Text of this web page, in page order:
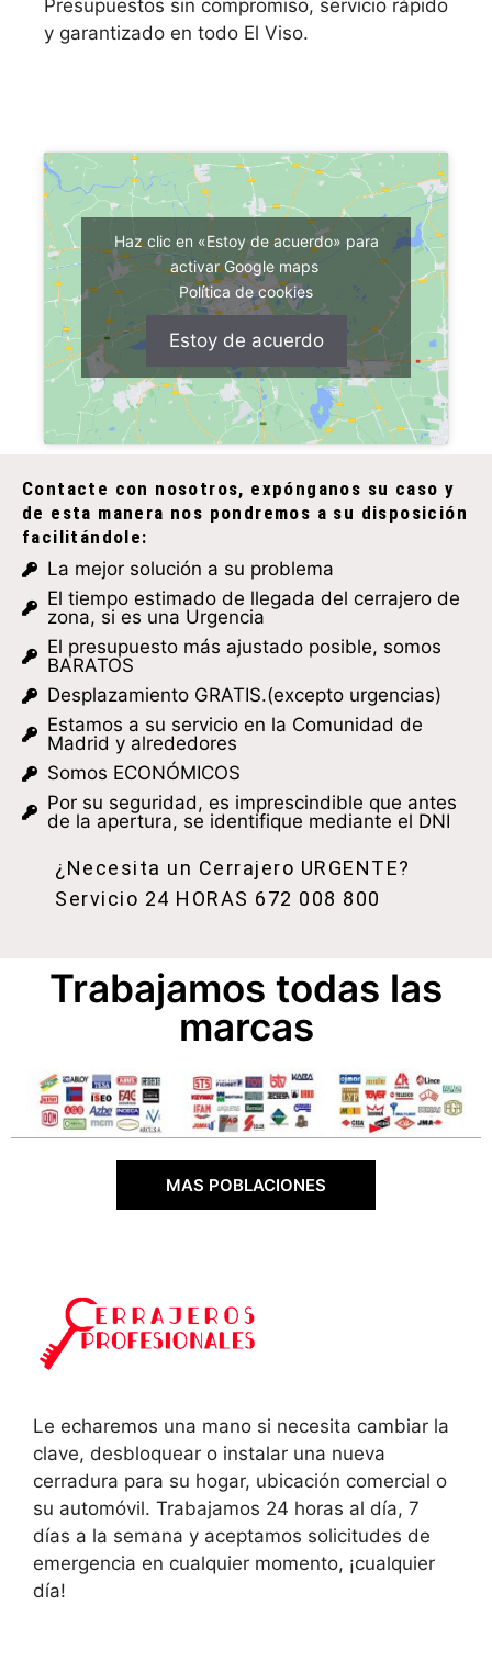
Presupuestos sin compromiso, servicio rápido
y garantizado en todo El Viso.
Haz clic en «Estoy de acuerdo» para
activar Google maps
Política de cookies
Estoy de acuerdo
Contacte con nosotros, expónganos su caso y
de esta manera nos pondremos a su disposición
facilitándole:
La mejor solución a su problema
El tiempo estimado de llegada del cerrajero de
zona, si es una Urgencia
El presupuesto más ajustado posible, somos
BARATOS
Desplazamiento GRATIS.(excepto urgencias)
Estamos a su servicio en la Comunidad de
Madrid y alrededores
Somos ECONÓMICOS
Por su seguridad, es imprescindible que antes
de la apertura, se identifique mediante el DNI
¿Necesita un Cerrajero URGENTE?
Servicio 24 HORAS 672 008 800
Trabajamos todas las
marcas
MAS POBLACIONES
Le echaremos una mano si necesita cambiar la
clave, desbloquear o instalar una nueva
cerradura para su hogar, ubicación comercial o
su automóvil. Trabajamos 24 horas al día, 7
días a la semana y aceptamos solicitudes de
emergencia en cualquier momento, ¡cualquier
día!